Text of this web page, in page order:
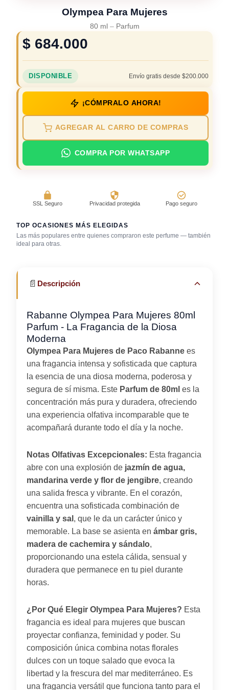
Olympea Para Mujeres
80 ml – Parfum
$ 684.000
DISPONIBLE Envío gratis desde $200.000
¡CÓMPRALO AHORA!
AGREGAR AL CARRO DE COMPRAS
COMPRA POR WHATSAPP
SSL Seguro Privacidad protegida Pago seguro
TOP OCASIONES MÁS ELEGIDAS
Las más populares entre quienes compraron este perfume — también
ideal para otras.
Bar / cocteles
📄 Descripción
Rabanne Olympea Para Mujeres 80ml
Parfum - La Fragancia de la Diosa
Moderna
Olympea Para Mujeres de Paco Rabanne es
una fragancia intensa y sofisticada que captura
la esencia de una diosa moderna, poderosa y
segura de sí misma. Este Parfum de 80ml es la
concentración más pura y duradera, ofreciendo
una experiencia olfativa incomparable que te
acompañará durante todo el día y la noche.
Notas Olfativas Excepcionales: Esta fragancia
abre con una explosión de jazmín de agua,
mandarina verde y flor de jengibre, creando
una salida fresca y vibrante. En el corazón,
encuentra una sofisticada combinación de
vainilla y sal , que le da un carácter único y
memorable. La base se asienta en ámbar gris,
madera de cachemira y sándalo,
proporcionando una estela cálida, sensual y
duradera que permanece en tu piel durante
horas.
¿Por Qué Elegir Olympea Para Mujeres? Esta
fragancia es ideal para mujeres que buscan
proyectar confianza, feminidad y poder. Su
composición única combina notas florales
dulces con un toque salado que evoca la
libertad y la frescura del mar mediterráneo. Es
una fragancia versátil que funciona tanto para el